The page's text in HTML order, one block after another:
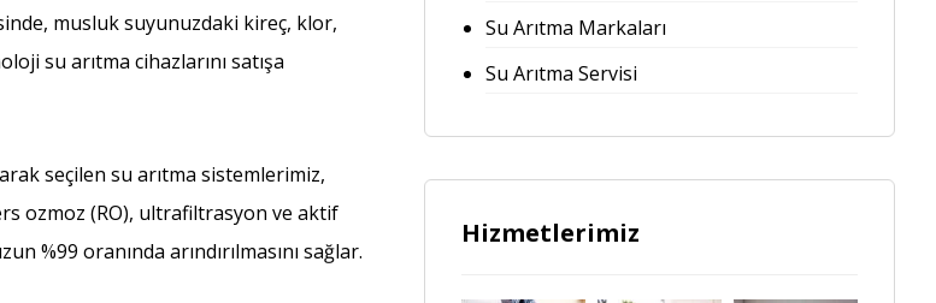
musluk suyunuzdaki kireç, klor,
su arıtma cihazlarını satışa
seçilen su arıtma sistemlerimiz,
ozmoz (RO), ultrafiltrasyon ve aktif
%99 oranında arındırılmasını sağlar.
Su Arıtma Markaları
Su Arıtma Servisi
Hizmetlerimiz